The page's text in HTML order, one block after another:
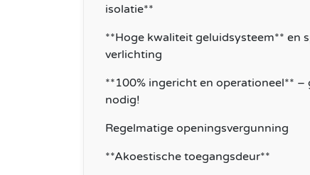
isolatie**
**Hoge kwaliteit geluidsysteem** en
verlichting
**100% ingericht en operationeel** –
nodig!
Regelmatige openingsvergunning
**Akoestische toegangsdeur**